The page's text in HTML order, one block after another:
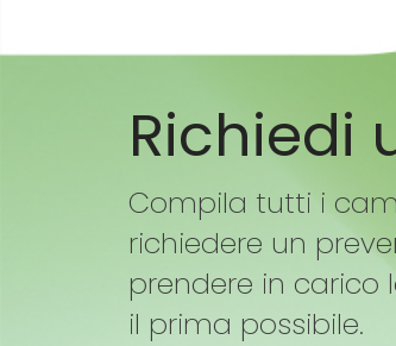
Richiedi
Compila tutti i
richiedere un
prendere in carico
il prima possibile.